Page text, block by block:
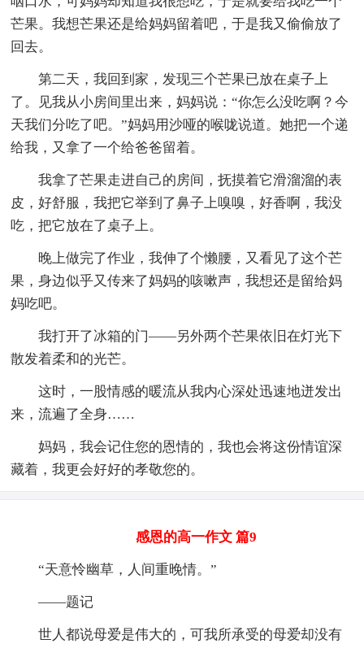
芒果。我想芒果还是给妈妈留着吧，于是我又偷偷放了
回去。
第二天，我回到家，发现三个芒果已放在桌子上
了。见我从小房间里出来，妈妈说：“你怎么没吃啊？今
天我们分吃了吧。”妈妈用沙哑的喉咙说道。她把一个递
给我，又拿了一个给爸爸留着。
我拿了芒果走进自己的房间，抚摸着它滑溜溜的表
皮，好舒服，我把它举到了鼻子上嗅嗅，好香啊，我没
吃，把它放在了桌子上。
晚上做完了作业，我伸了个懒腰，又看见了这个芒
果，身边似乎又传来了妈妈的咳嗽声，我想还是留给妈
妈吃吧。
我打开了冰箱的门——另外两个芒果依旧在灯光下
散发着柔和的光芒。
这时，一股情感的暖流从我内心深处迅速地迸发出
来，流遍了全身……
妈妈，我会记住您的恩情的，我也会将这份情谊深
藏着，我更会好好的孝敬您的。
感恩的高一作文 篇9
“天意怜幽草，人间重晚情。”
——题记
世人都说母爱是伟大的，可我所承受的母爱却没有